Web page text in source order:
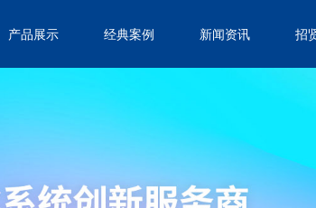
产品展示 经典案例 新闻资讯 招